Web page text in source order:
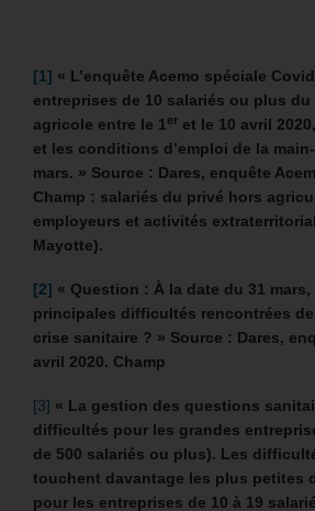
[1] « L’enquête Acemo spéciale
entreprises de 10 salariés ou plus
agricole entre le 1er et le 10 avril
et les conditions d’emploi de la
mars. » Source : Dares, enquête
Champ : salariés du privé hors
employeurs et activités
Mayotte).
[2] « Question : À la date du 31
principales difficultés rencontrées
crise sanitaire ? » Source : Dares,
avril 2020. Champ
[3] « La gestion des questions
difficultés pour les grandes
de 500 salariés ou plus). Les
touchent davantage les plus petites
pour les entreprises de 10 à 19